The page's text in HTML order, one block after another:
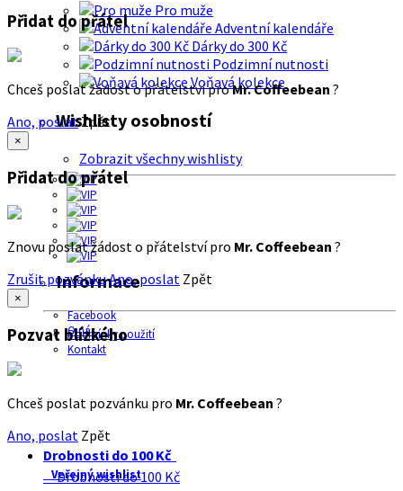
Pro muže
Adventní kalendáře
Dárky do 300 Kč
Podzimní nutnosti
Voňavá kolekce
Wishlisty osobností
Zobrazit všechny wishlisty
Informace
Facebook
O nás
Podmínky použití
Kontakt
Přidat do přátel
Chceš poslat žádost o přátelství proMr. Coffeebean ?
Ano, poslatZpět
×
Přidat do přátel
Znovu poslat žádost o přátelství pro Mr. Coffeebean ?
Zrušit pozvánkuAno, poslat Zpět
×
Pozvat blízkého
Chceš poslat pozvánku pro Mr. Coffeebean ?
Ano, poslat Zpět
Drobnosti do 100 Kč
Veřejný wishlist
Drobnosti do 100 Kč